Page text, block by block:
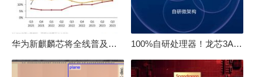
华为新麒麟芯将全线普及！高中低端全面采用 改写竞争格局 100%自研处理器！龙芯3A6000评测：与10代酷睿互有胜负